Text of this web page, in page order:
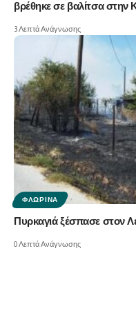
βρέθηκε σε βαλίτσα
3 Λεπτά Ανάγνωσης
ΦΛΏΡΙΝΑ
Πυρκαγιά ξέσπασε στον
0 Λεπτά Ανάγνωσης